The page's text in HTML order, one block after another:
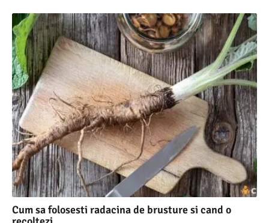
Cum sa folosesti radacina de brusture si cand o